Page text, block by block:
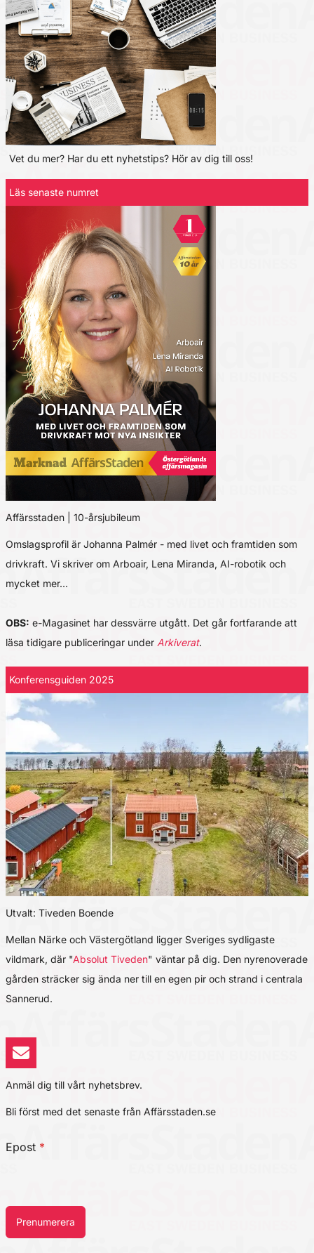
Vet du mer? Har du ett nyhetstips? Hör av dig till oss!
Läs senaste numret
Affärsstaden | 10-årsjubileum
Omslagsprofil är Johanna Palmér - med livet och framtiden som
drivkraft. Vi skriver om Arboair, Lena Miranda, AI-robotik och
mycket mer…
OBS: e-Magasinet har dessvärre utgått. Det går fortfarande att
läsa tidigare publiceringar under Arkiverat.
Konferensguiden 2025
Utvalt: Tiveden Boende
Mellan Närke och Västergötland ligger Sveriges sydligaste
vildmark, där "Absolut Tiveden" väntar på dig. Den nyrenoverade
gården sträcker sig ända ner till en egen pir och strand i centrala
Sannerud.
Anmäl dig till vårt nyhetsbrev.
Bli först med det senaste från Affärsstaden.se
Epost *
Prenumerera